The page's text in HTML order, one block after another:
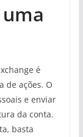
é
de ações. O
e enviar
da conta.
basta